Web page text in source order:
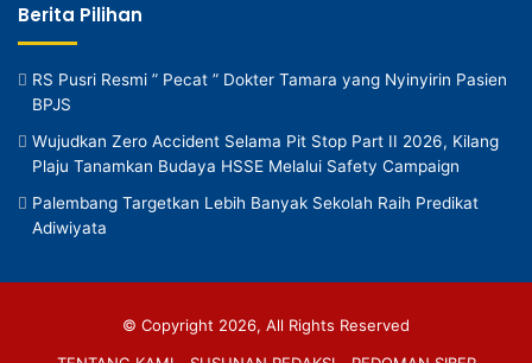
Berita Pilihan
RS Pusri Resmi ” Pecat ” Dokter Tamara yang Nyinyirin Pasien
BPJS
Wujudkan Zero Accident Selama Pit Stop Part II 2026, Kilang
Plaju Tanamkan Budaya HSSE Melalui Safety Campaign
Palembang Targetkan Lebih Banyak Sekolah Raih Predikat
Adiwiyata
© Copyright 2026, All Rights Reserved